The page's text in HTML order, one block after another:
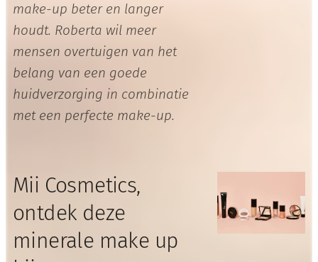
make-up beter en langer
houdt. Roberta wil meer
mensen overtuigen van het
belang van een goede
huidverzorging in combinatie
met een perfecte make-up.
Mii Cosmetics,
ontdek deze
minerale make up